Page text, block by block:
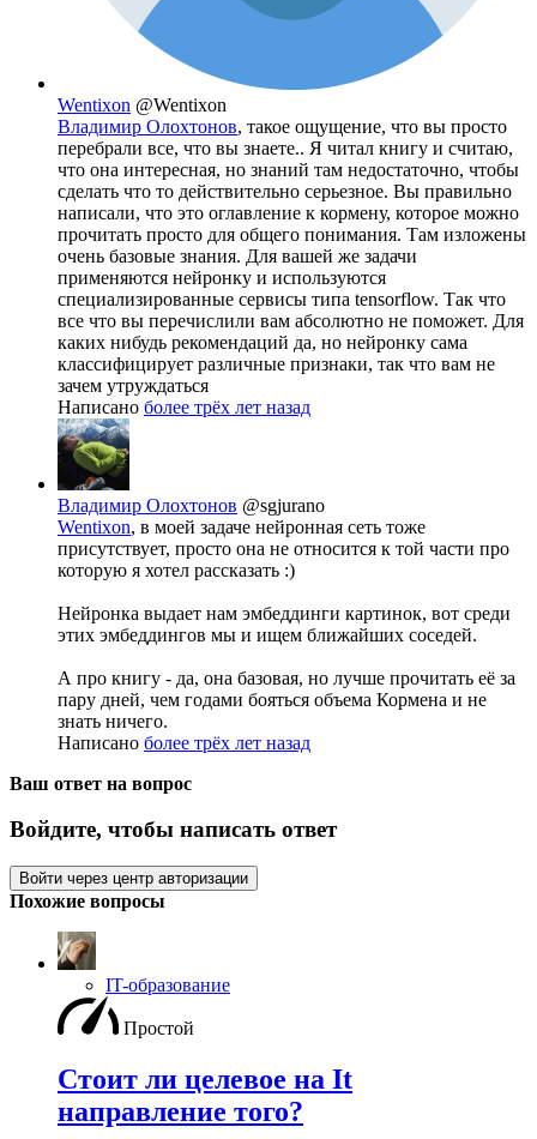
Wentixon @Wentixon
Владимир Олохтонов, такое ощущение, что вы просто
перебрали все, что вы знаете.. Я читал книгу и считаю,
что она интересная, но знаний там недостаточно, чтобы
сделать что то действительно серьезное. Вы правильно
написали, что это оглавление к кормену, которое можно
прочитать просто для общего понимания. Там изложены
очень базовые знания. Для вашей же задачи
применяются нейронку и используются
специализированные сервисы типа tensorflow. Так что
все что вы перечислили вам абсолютно не поможет. Для
каких нибудь рекомендаций да, но нейронку сама
классифицирует различные признаки, так что вам не
зачем утруждаться
Написано более трёх лет назад
Владимир Олохтонов @sgjurano
Wentixon, в моей задаче нейронная сеть тоже
присутствует, просто она не относится к той части про
которую я хотел рассказать :)
Нейронка выдает нам эмбеддинги картинок, вот среди
этих эмбеддингов мы и ищем ближайших соседей.
А про книгу - да, она базовая, но лучше прочитать её за
пару дней, чем годами бояться объема Кормена и не
знать ничего.
Написано более трёх лет назад
Ваш ответ на вопрос
Войдите, чтобы написать ответ
Войти через центр авторизации
Похожие вопросы
IT-образование
Простой
Стоит ли целевое на It
направление того?